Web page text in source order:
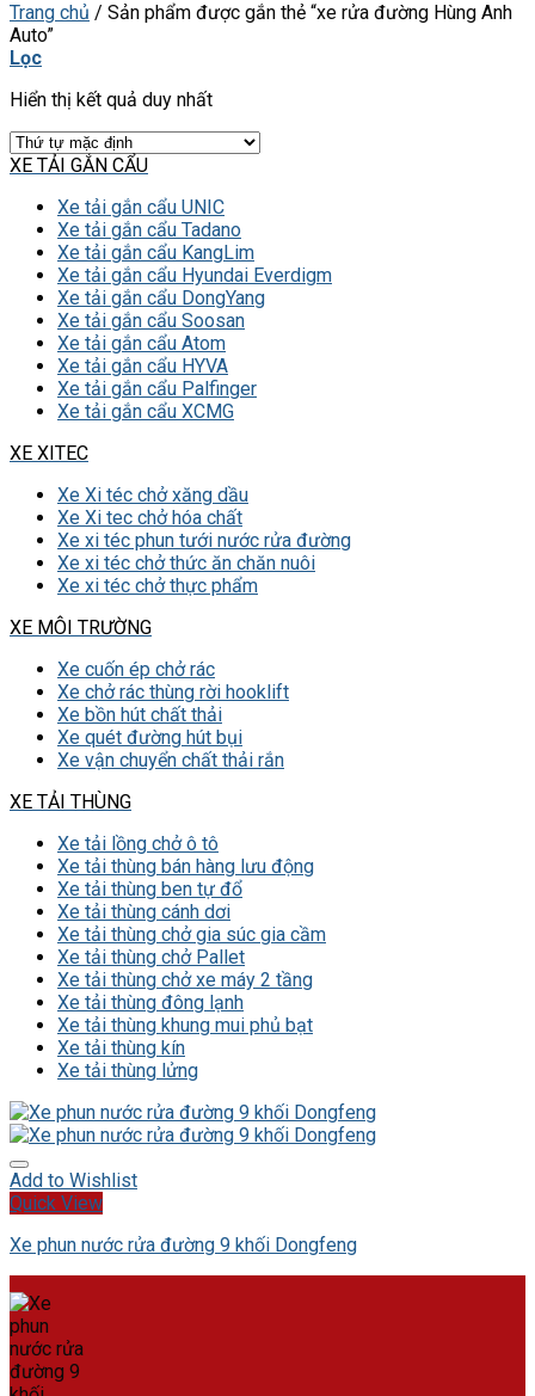
Trang chủ / Sản phẩm được gắn thẻ “xe rửa đường Hùng Anh
Auto”
Lọc
Hiển thị kết quả duy nhất
XE TẢI GẮN CẨU
Xe tải gắn cẩu UNIC
Xe tải gắn cẩu Tadano
Xe tải gắn cẩu KangLim
Xe tải gắn cẩu Hyundai Everdigm
Xe tải gắn cẩu DongYang
Xe tải gắn cẩu Soosan
Xe tải gắn cẩu Atom
Xe tải gắn cẩu HYVA
Xe tải gắn cẩu Palfinger
Xe tải gắn cẩu XCMG
XE XITEC
Xe Xi téc chở xăng dầu
Xe Xi tec chở hóa chất
Xe xi téc phun tưới nước rửa đường
Xe xi téc chở thức ăn chăn nuôi
Xe xi téc chở thực phẩm
XE MÔI TRƯỜNG
Xe cuốn ép chở rác
Xe chở rác thùng rời hooklift
Xe bồn hút chất thải
Xe quét đường hút bụi
Xe vận chuyển chất thải rắn
XE TẢI THÙNG
Xe tải lồng chở ô tô
Xe tải thùng bán hàng lưu động
Xe tải thùng ben tự đổ
Xe tải thùng cánh dơi
Xe tải thùng chở gia súc gia cầm
Xe tải thùng chở Pallet
Xe tải thùng chở xe máy 2 tầng
Xe tải thùng đông lạnh
Xe tải thùng khung mui phủ bạt
Xe tải thùng kín
Xe tải thùng lửng
Add to Wishlist
Quick View
Xe phun nước rửa đường 9 khối Dongfeng